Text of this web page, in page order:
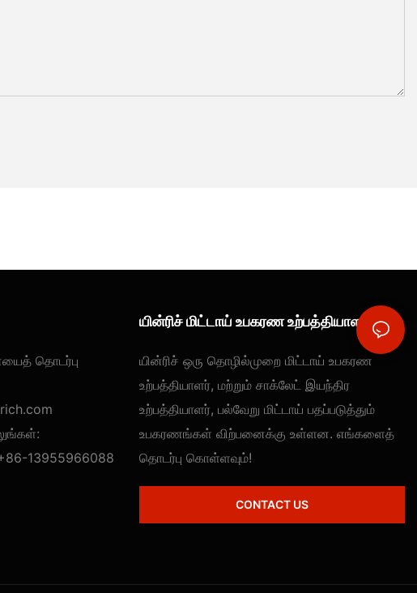
தொடர்பு
13955966088
யின்ரிச் மிட்டாய் உபகரண உற்பத்தியாளர்
யின்ரிச் ஒரு தொழில்முறை மிட்டாய் உபகரண
உற்பத்தியாளர், மற்றும் சாக்லேட் இயந்திர
உற்பத்தியாளர், பல்வேறு மிட்டாய் பதப்படுத்தும்
உபகரணங்கள் விற்பனைக்கு உள்ளன. எங்களைத்
தொடர்பு கொள்ளவும்!
CONTACT US